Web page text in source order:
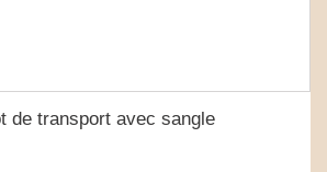
de transport avec sangle